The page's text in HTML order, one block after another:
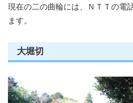
現在の二の曲輪には、ＮＴＴの電
ます。
大堀切